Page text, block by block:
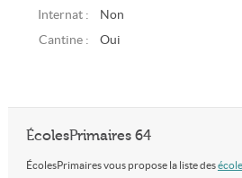
Internat :
Non
Cantine :
Oui
ÉcolesPrimaires 64
ÉcolesPrimaires vous propose la liste des